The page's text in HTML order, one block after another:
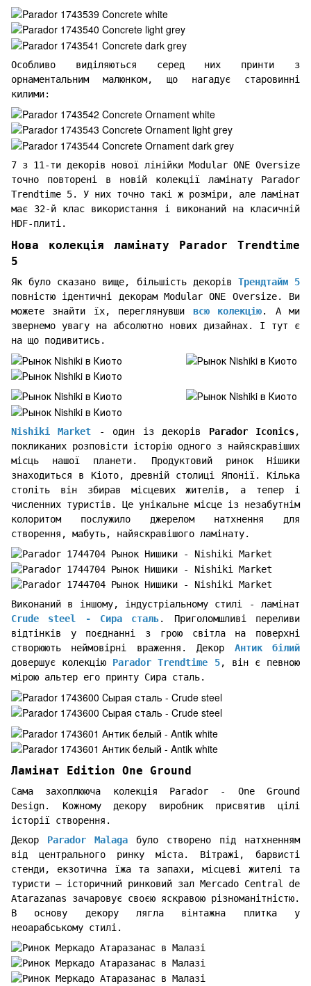
Особливо виділяються серед них принти з
орнаментальним малюнком, що нагадує старовинні
килими:
7 з 11-ти декорів нової лінійки Modular ONE Oversize
точно повторені в новій колекції ламінату Parador
Trendtime 5. У них точно такі ж розміри, але ламінат
має 32-й клас використання і виконаний на класичній
HDF-плиті.
Нова колекція ламінату Parador Trendtime
5
Як було сказано вище, більшість декорів Трендтайм 5
повністю ідентичні декорам Modular ONE Oversize. Ви
можете знайти їх, переглянувши всю колекцію. А ми
звернемо увагу на абсолютно нових дизайнах. І тут є
на що подивитись.
Nishiki Market - один із декорів Parador Iconics,
покликаних розповісти історію одного з найяскравіших
місць нашої планети. Продуктовий ринок Нішики
знаходиться в Кіото, древній столиці Японії. Кілька
століть він збирав місцевих жителів, а тепер і
численних туристів. Це унікальне місце із незабутнім
колоритом послужило джерелом натхнення для
створення, мабуть, найяскравішого ламінату.
Виконаний в іншому, індустріальному стилі - ламінат
Crude steel - Сира сталь. Приголомшливі переливи
відтінків у поєднанні з грою світла на поверхні
створюють неймовірні враження. Декор Антик білий
довершує колекцію Parador Trendtime 5, він є певною
мірою альтер его принту Сира сталь.
Ламінат Edition One Ground
Сама захоплююча колекція Parador - One Ground
Design. Кожному декору виробник присвятив цілі
історії створення.
Декор Parador Malaga було створено під натхненням
від центрального ринку міста. Вітражі, барвисті
стенди, екзотична їжа та запахи, місцеві жителі та
туристи – історичний ринковий зал Mercado Central de
Atarazanas зачаровує своєю яскравою різноманітністю.
В основу декору лягла вінтажна плитка у
неоарабському стилі.